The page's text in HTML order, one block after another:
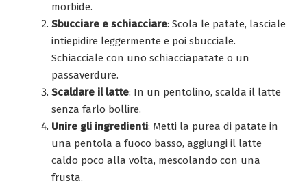
morbide.
Sbucciare e schiacciare: Scola le patate, lasciale
intiepidire leggermente e poi sbucciale.
Schiacciale con uno schiacciapatate o un
passaverdure.
Scaldare il latte: In un pentolino, scalda il latte
senza farlo bollire.
Unire gli ingredienti: Metti la purea di patate in
una pentola a fuoco basso, aggiungi il latte
caldo poco alla volta, mescolando con una
frusta.